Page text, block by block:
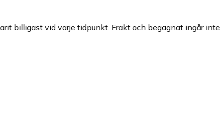
billigast vid varje tidpunkt. Frakt och begagnat ingår inte.